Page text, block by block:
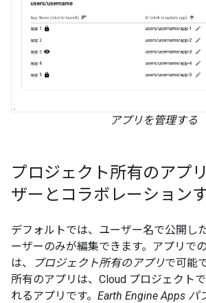
アプリを管理する
プロジェクト所有のアプ
ザーとコラボレーション
デフォルトでは、ユーザー名で公開し
ーザーのみが編集できます。アプリで
は、
プロジェクト所有のアプリで可能
所有のアプリは、Cloud プロジェクト
れるアプリです。 Earth Engine Apps パ